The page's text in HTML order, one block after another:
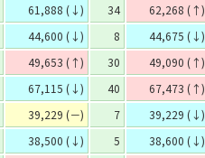
61,888 (↓) 34 62,268 (↑)
44,600 (↓) 8 44,675 (↓)
49,653 (↑) 30 49,090 (↑)
67,115 (↓) 40 67,473 (↑)
39,229 (－) 7 39,229 (↓)
38,500 (↓) 5 38,600 (↓)